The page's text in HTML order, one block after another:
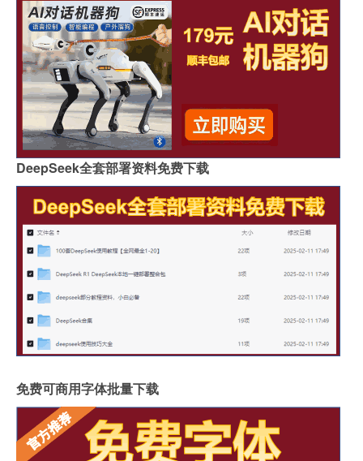
DeepSeek全套部署资料免费下载
免费可商用字体批量下载